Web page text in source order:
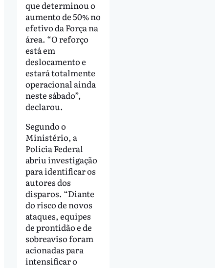
que determinou o
aumento de 50% no
efetivo da Força na
área. “O reforço
está em
deslocamento e
estará totalmente
operacional ainda
neste sábado”,
declarou.
Segundo o
Ministério, a
Polícia Federal
abriu investigação
para identificar os
autores dos
disparos. “Diante
do risco de novos
ataques, equipes
de prontidão e de
sobreaviso foram
acionadas para
intensificar o